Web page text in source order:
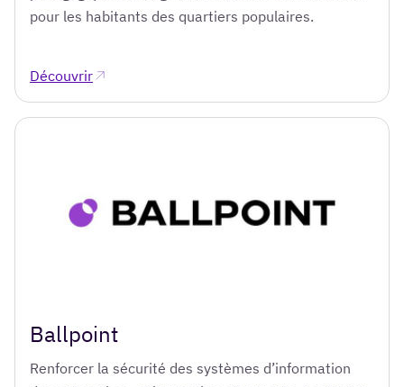
pour les habitants des quartiers populaires.
Découvrir
Ballpoint
Renforcer la sécurité des systèmes d’information